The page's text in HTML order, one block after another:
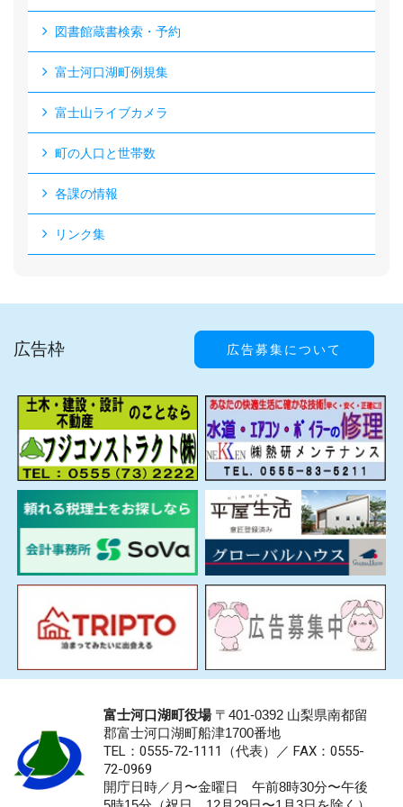
図書館蔵書検索・予約
富士河口湖町例規集
富士山ライブカメラ
町の人口と世帯数
各課の情報
リンク集
広告枠 広告募集について
富士河口湖町役場〒401-0392 山梨県南都留
郡富士河口湖町船津1700番地
TEL：0555-72-1111 （代表）／ FAX：0555-
72-0969
開庁日時／月〜金曜日 午前8時30分〜午後